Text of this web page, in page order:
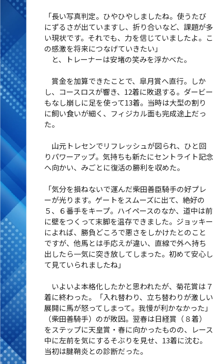
「長い写真判定。ひやひやしましたね。使うたび
にずるさが出ていますし、折り合いなど、課題が多
い現状です。それでも、力を信じていましたよ。こ
の感激を将来につなげていきたい」
と、トレーナーは安堵の笑みを浮かべた。
賞金を加算できたことで、皐月賞へ直行。しか
し、コースロスが響き、12着に敗退する。ダービー
もなし崩しに足を使って13着。当時は大型の割り
に飼い食いが細く、フィジカル面も完成途上だっ
た。
山元トレセンでリフレッシュが図られ、ひと回
りパワーアップ。気持ちも新たにセントライト記念
へ向かい、みごとに復活の勝利を収めた。
「気分を損ねないで運んだ柴田善臣騎手の好プレ
ーが光ります。ゲートをスムーズに出て、絶好の
５、６番手をキープ。ハイペースのなか、道中は前
に壁をつくって末脚を温存できました。ジョッキー
によれば、勝負どころで悪さをしかけたとのこと
ですが、他馬とは手応えが違い、直線で外へ持ち
出したら一気に突き放してしまった。初めて安心し
て見ていられましたね」
いよいよ本格化したかと思われたが、菊花賞は７
着に終わった。「入れ替わり、立ち替わりが激しい
展開に馬が怒ってしまって。我慢が利かなかった」
（柴田善騎手）のが敗因。翌春は日経賞（８着）
をステップに天皇賞・春に向かったものの、レース
中に左前を気にするそぶりを見せ、13着に沈む。
当初は腱鞘炎との診断だった。